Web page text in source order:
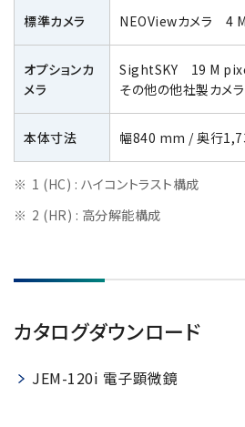
標準カメラ NEOViewカメラ 4
オプションカ
メラ
SightSKY 19 M
その他の他社製カメ
本体寸法 幅840 mm / 奥行
1 (HC) : ハイコントラスト構成
2 (HR) : 高分解能構成
カタログダウンロード
JEM-120i 電子顕微鏡